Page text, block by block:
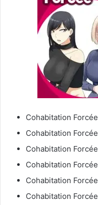
Cohabitation Forcée
Cohabitation Forcée
Cohabitation Forcée
Cohabitation Forcée
Cohabitation Forcée
Cohabitation Forcée